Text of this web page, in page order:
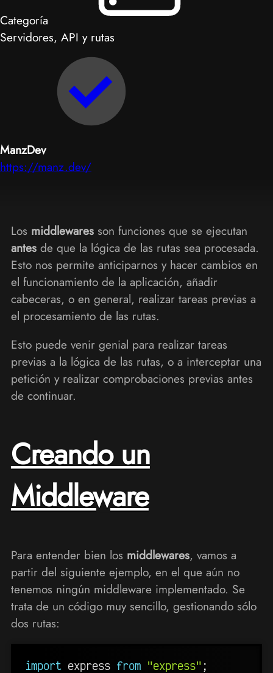
Categoría
Servidores, API y rutas
ManzDev
https://manz.dev/
Los middlewaresson funciones que se ejecutan
antesde que la lógica de las rutas sea procesada.
Esto nos permite anticiparnos y hacer cambios en
el funcionamiento de la aplicación, añadir
cabeceras, o en general, realizar tareas previas a
el procesamiento de las rutas.
Esto puede venir genial para realizar tareas
previas a la lógica de las rutas, o a interceptar una
petición y realizar comprobaciones previas antes
de continuar.
Creando un
Middleware
Para entender bien los middlewares, vamos a
partir del siguiente ejemplo, en el que aún no
tenemos ningún middleware implementado. Se
trata de un código muy sencillo, gestionando sólo
dos rutas:
import express from "express" ;